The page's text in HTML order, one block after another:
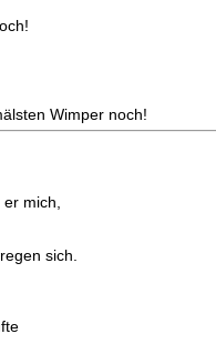
Wimper noch!
mich,
sich.